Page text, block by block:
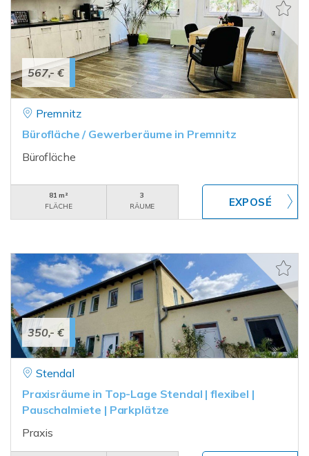
567,- €
Premnitz
Bürofläche / Gewerberäume in Premnitz
Bürofläche
81 m²
FLÄCHE
3
RÄUME
350,- €
Stendal
Praxisräume in Top-Lage Stendal | flexibel |
Pauschalmiete | Parkplätze
Praxis